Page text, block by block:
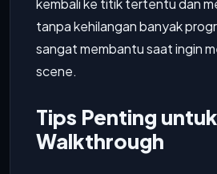
kembali ke titik tertentu dan
tanpa kehilangan banyak
sangat membantu saat ingin
scene.
Tips Penting untuk
Walkthrough